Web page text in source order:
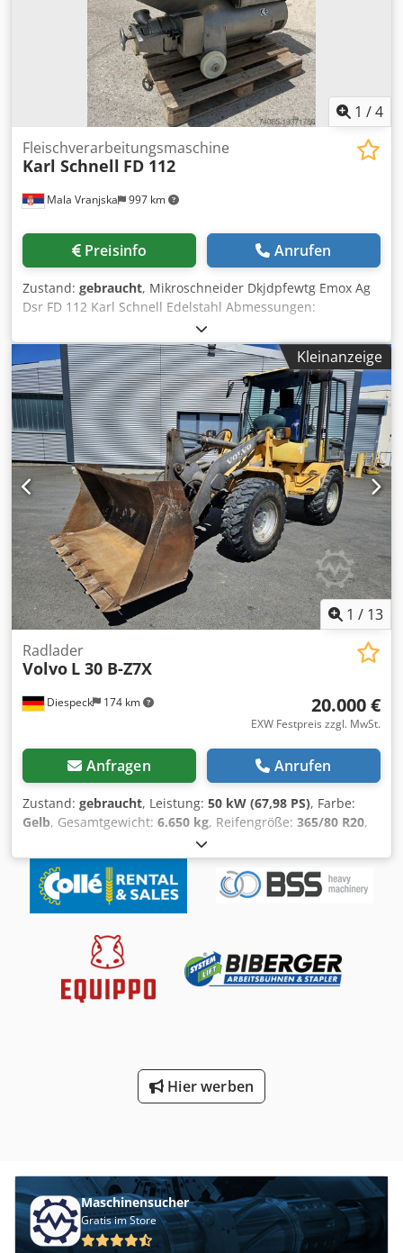
einsatzbereit! Irrtümer und Zwischenverkauf vorbehaltlich!
1 /4
Mala Vranjska 997 km
Fleischverarbeitungsmaschine
Karl Schnell FD 112
Preisinfo Anrufen
Zustand: gebraucht, Mikroschneider Dkjdpfewtg Emox Ag
Dsr FD 112 Karl Schnell Edelstahl Abmessungen:
1150x1200x1700 mm Spannung: 400 V / 50 Hz / 3N Bis zu
3500 kg/h Leistung: 51 kW
Kleinanzeige
1 / 13
Diespeck 174 km
Radlader
Volvo L 30 B-Z7X
20.000 €
EXW Festpreis zzgl. MwSt.
Anfragen Anrufen
Zustand: gebraucht, Leistung: 50 kW (67,98 PS), Farbe:
Gelb, Gesamtgewicht: 6.650 kg, Reifengröße: 365/80 R20,
, Baujahr:
7.480 h, Ausstattung:Kabine, Schnellwechseleinrichtung
Schnellwechsler hydraulisch Dsdoy Id Nfjpfx Ag Dskr 3
Steuerkreise Irrtümer vorbehalten
Hier werben
Maschinensucher
Gratis im Store